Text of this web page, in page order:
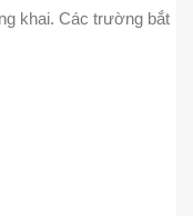
khai. Các trường bắt